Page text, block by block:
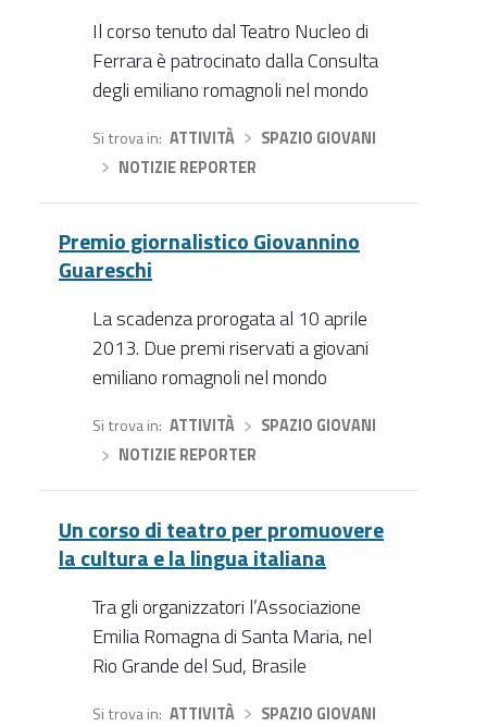
Il corso tenuto dal Teatro Nucleo di
Ferrara è patrocinato dalla Consulta
degli emiliano romagnoli nel mondo
Si trova in ATTIVITÀ›
SPAZIO GIOVANI
NOTIZIE REPORTER
Premio giornalistico Giovannino
Guareschi
La scadenza prorogata al 10 aprile
2013. Due premi riservati a giovani
emiliano romagnoli nel mondo
Si trova in ATTIVITÀ›
SPAZIO GIOVANI
NOTIZIE REPORTER
Un corso di teatro per promuovere
la cultura e la lingua italiana
Tra gli organizzatori l’Associazione
Emilia Romagna di Santa Maria, nel
Rio Grande del Sud, Brasile
Si trova in ATTIVITÀ›
SPAZIO GIOVANI